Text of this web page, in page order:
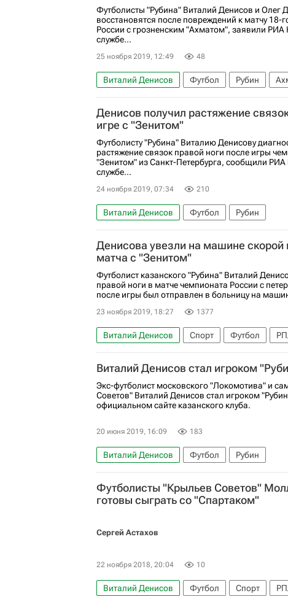
Футболисты "Рубина" Виталий Денисов и Олег
восстановятся после повреждений к матчу 18-
России с грозненским "Ахматом", заявили РИА
службе...
25 ноября 2019, 12:49 48
Виталий Денисов Футбол Рубин
Денисов получил растяжение
игре с "Зенитом"
Футболисту "Рубина" Виталию Денисову
растяжение связок правой ноги после игры
"Зенитом" из Санкт-Петербурга, сообщили РИА
службе...
24 ноября 2019, 07:34 210
Виталий Денисов Футбол Рубин
Денисова увезли на машине
матча с "Зенитом"
Футболист казанского "Рубина" Виталий
правой ноги в матче чемпионата России с
после игры был отправлен в больницу на
23 ноября 2019, 18:27 1377
Виталий Денисов Спорт Футбол
Рубин
Зенит
Виталий Денисов стал игроком
Экс-футболист московского "Локомотива" и
Советов" Виталий Денисов стал игроком
официальном сайте казанского клуба.
20 июня 2019, 16:09 183
Виталий Денисов Футбол Рубин
Футболисты "Крыльев Советов"
готовы сыграть со "Спартаком"
Сергей Астахов
22 ноября 2018, 20:04 10
Виталий Денисов Футбол Спорт